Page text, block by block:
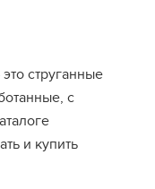
струганные
с
и купить